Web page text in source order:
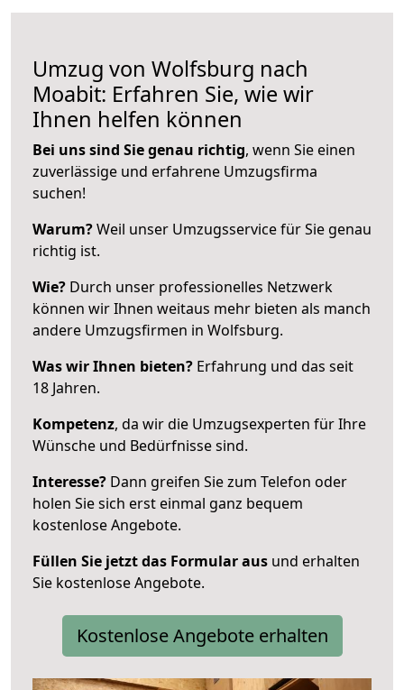
Umzug von Wolfsburg nach
Moabit: Erfahren Sie, wie wir
Ihnen helfen können
Bei uns sind Sie genau richtig, wenn Sie einen
zuverlässige und erfahrene Umzugsfirma
suchen!
Warum?Weil unser Umzugsservice für Sie genau
richtig ist.
Wie? Durch unser professionelles Netzwerk
können wir Ihnen weitaus mehr bieten als manch
andere Umzugsfirmen in Wolfsburg.
Was wir Ihnen bieten? Erfahrung und das seit
18 Jahren.
Kompetenz, da wir die Umzugsexperten für Ihre
Wünsche und Bedürfnisse sind.
Interesse? Dann greifen Sie zum Telefon oder
holen Sie sich erst einmal ganz bequem
kostenlose Angebote.
Füllen Sie jetzt das Formular aus und erhalten
Sie kostenlose Angebote.
Kostenlose Angebote erhalten